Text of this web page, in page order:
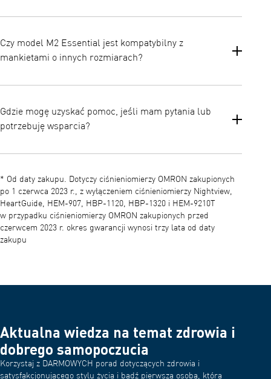
Czy model M2 Essential jest kompatybilny z
mankietami o innych rozmiarach?
wymagających innych rozmiarów.
Gdzie mogę uzyskać pomoc, jeśli mam pytania lub
potrzebuję wsparcia?
technicznej OMRON oraz zasobów zawartych w dokumentacji
produktu.
* Od daty zakupu. Dotyczy ciśnieniomierzy OMRON zakupionych
po 1 czerwca 2023 r., z wyłączeniem ciśnieniomierzy Nightview,
HeartGuide, HEM-907, HBP-1120, HBP-1320 i HEM-9210T
w przypadku ciśnieniomierzy OMRON zakupionych przed
czerwcem 2023 r. okres gwarancji wynosi trzy lata od daty
zakupu
Aktualna wiedza na temat zdrowia i
dobrego samopoczucia
Korzystaj z DARMOWYCH porad dotyczących zdrowia i
satysfakcjonującego stylu życia i bądź pierwszą osobą, która